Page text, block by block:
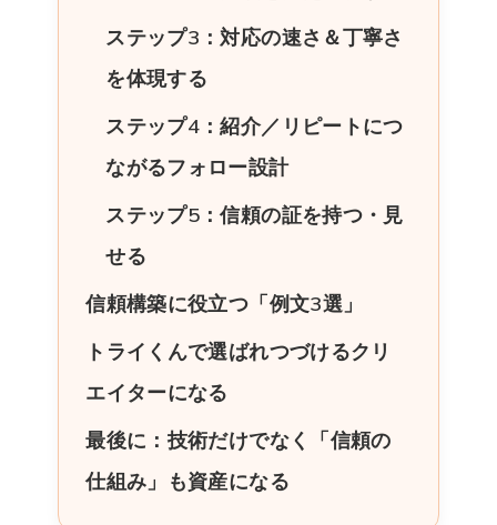
ステップ3：対応の速さ＆丁寧さ
を体現する
ステップ4：紹介／リピートにつ
ながるフォロー設計
ステップ5：信頼の証を持つ・見
せる
信頼構築に役立つ「例文3選」
トライくんで選ばれつづけるクリ
エイターになる
最後に：技術だけでなく「信頼の
仕組み」も資産になる